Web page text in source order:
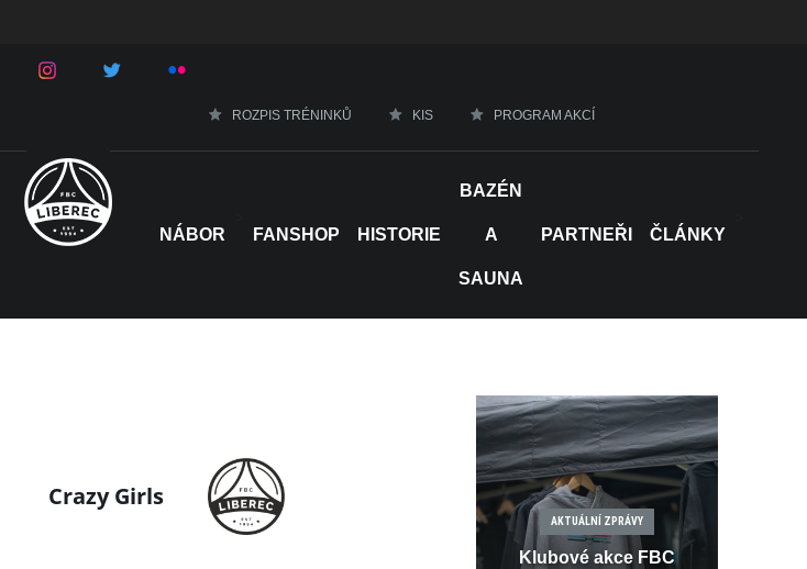
ROZPIS TRÉNINKŮ KIS PROGRAM AKCÍ
NÁBOR FANSHOP HISTORIE
BAZÉN
A
SAUNA
PARTNEŘI ČLÁNKY
Crazy Girls
AKTUÁLNÍ ZPRÁVY
Klubové akce FBC